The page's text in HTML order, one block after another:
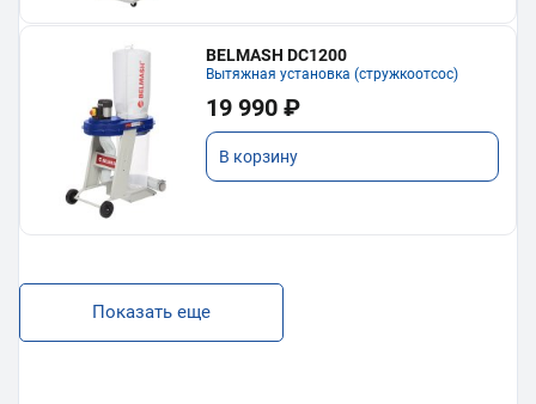
BELMASH DC1200
Вытяжная установка (стружкоотсос)
19 990 ₽
В корзину
Показать еще